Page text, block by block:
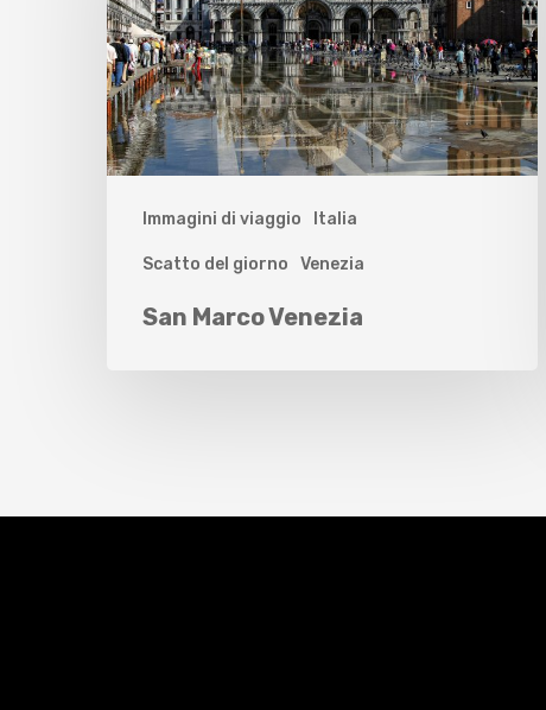
Immagini di viaggio Italia
Scatto del giorno Venezia
San Marco Venezia